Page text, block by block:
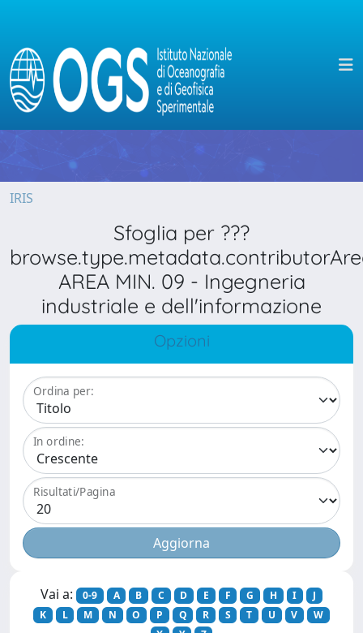
IRIS
Sfoglia per ???
AREA MIN. 09 - Ingegneria
industriale e dell'informazione
Opzioni
Ordina per:
In ordine:
Risultati/Pagina
Vai a: 0-9 A B C D E F G H I
J
K
L M N O P Q R S T U V
W